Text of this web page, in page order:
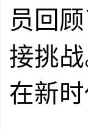
员回
接挑
在新